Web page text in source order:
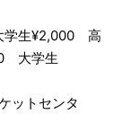
学生¥2,000 高
大学生
ットセンタ